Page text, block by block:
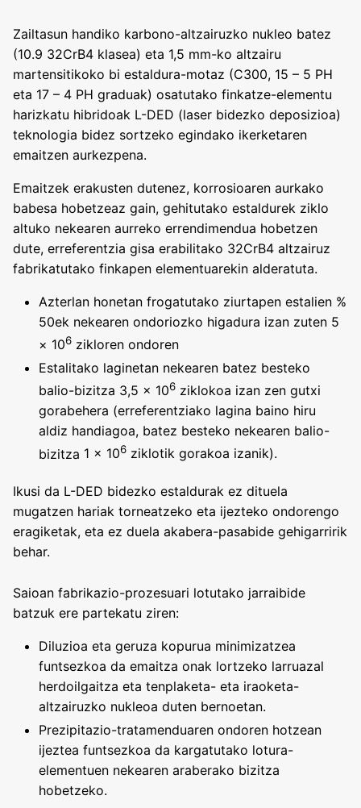
Zailtasun handiko karbono-altzairuzko nukleo batez
(10.9 32CrB4 klasea) eta 1,5 mm-ko altzairu
martensitikoko bi estaldura-motaz (C300, 15 – 5 PH
eta 17 – 4 PH graduak) osatutako finkatze-elementu
harizkatu hibridoak L-DED (laser bidezko deposizioa)
teknologia bidez sortzeko egindako ikerketaren
emaitzen aurkezpena.
Emaitzek erakusten dutenez, korrosioaren aurkako
babesa hobetzeaz gain, gehitutako estaldurek ziklo
altuko nekearen aurreko errendimendua hobetzen
dute, erreferentzia gisa erabilitako 32CrB4 altzairuz
fabrikatutako finkapen elementuarekin alderatuta.
Azterlan honetan frogatutako ziurtapen estalien %
50ek nekearen ondoriozko higadura izan zuten 5
× 106 zikloren ondoren
Estalitako laginetan nekearen batez besteko
balio-bizitza 3,5 × 106 ziklokoa izan zen gutxi
gorabehera (erreferentziako lagina baino hiru
aldiz handiagoa, batez besteko nekearen balio-
bizitza 1 × 106 ziklotik gorakoa izanik).
Ikusi da L-DED bidezko estaldurak ez dituela
mugatzen hariak torneatzeko eta ijezteko ondorengo
eragiketak, eta ez duela akabera-pasabide gehigarririk
behar.
Saioan fabrikazio-prozesuari lotutako jarraibide
batzuk ere partekatu ziren:
Diluzioa eta geruza kopurua minimizatzea
funtsezkoa da emaitza onak lortzeko larruazal
herdoilgaitza eta tenplaketa- eta iraoketa-
altzairuzko nukleoa duten bernoetan.
Prezipitazio-tratamenduaren ondoren hotzean
ijeztea funtsezkoa da kargatutako lotura-
elementuen nekearen araberako bizitza
hobetzeko.